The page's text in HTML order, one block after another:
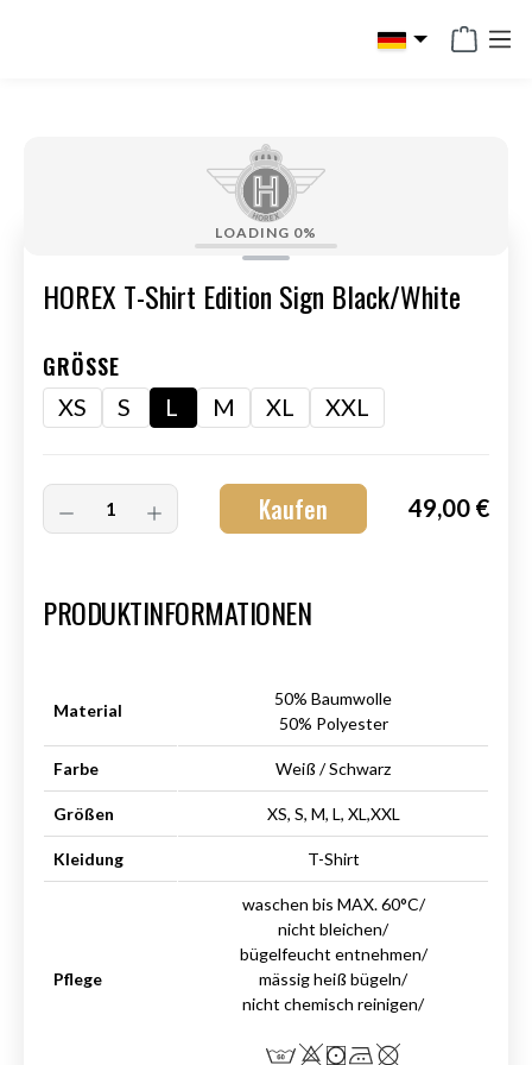
LOADING 0%
HOREX T-Shirt Edition Sign Black/White
GRÖSSE
XS S L M XL XXL
Kaufen 49,00 €
PRODUKTINFORMATIONEN
Material
50% Baumwolle
50% Polyester
Farbe Weiß / Schwarz
Größen XS, S, M, L, XL,XXL
Kleidung T-Shirt
Pflege
waschen bis MAX. 60°C/
nicht bleichen/
bügelfeucht entnehmen/
mässig heiß bügeln/
nicht chemisch reinigen/